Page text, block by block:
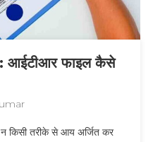
फाइल कैसे
किसी तरीके से आय अर्जित कर